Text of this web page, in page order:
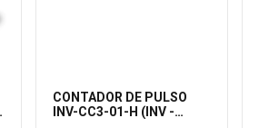
CONTADOR DE PULSO
INV-CC3-01-H (INV -